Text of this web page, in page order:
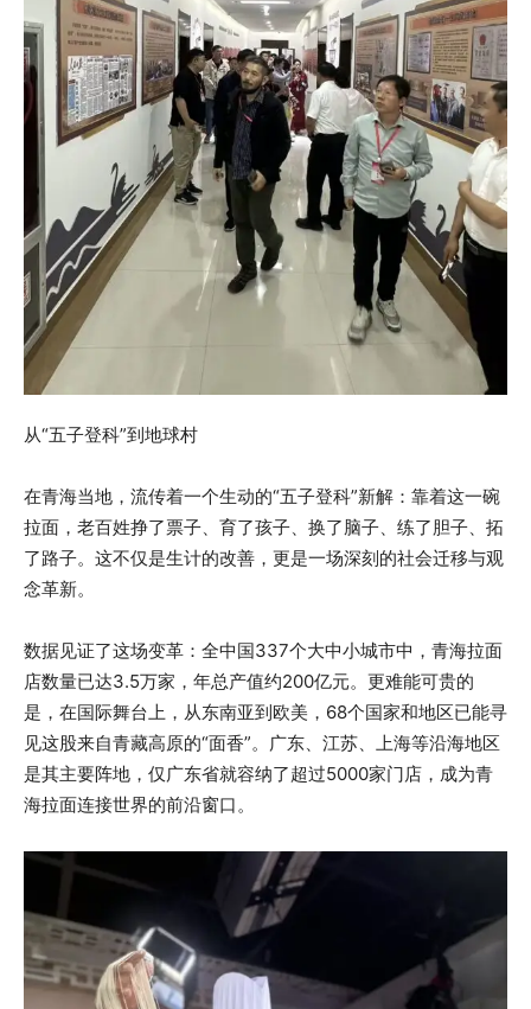
从“五子登科”到地球村
在青海当地，流传着一个生动的“五子登科”新解：靠着这一碗
拉面，老百姓挣了票子、育了孩子、换了脑子、练了胆子、拓
了路子。这不仅是生计的改善，更是一场深刻的社会迁移与观
念革新。
数据见证了这场变革：全中国337个大中小城市中，青海拉面
店数量已达3.5万家，年总产值约200亿元。更难能可贵的
是，在国际舞台上，从东南亚到欧美，68个国家和地区已能寻
见这股来自青藏高原的“面香”。广东、江苏、上海等沿海地区
是其主要阵地，仅广东省就容纳了超过5000家门店，成为青
海拉面连接世界的前沿窗口。